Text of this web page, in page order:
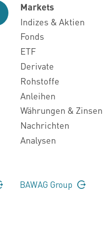
Markets
Indizes & Aktien
Fonds
ETF
Derivate
Rohstoffe
Anleihen
Währungen & Zinsen
Nachrichten
Analysen
BAWAG Group